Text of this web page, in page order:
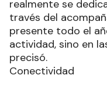
realmente se
través del
presente todo el
actividad, sino en
precisó.
Conectividad